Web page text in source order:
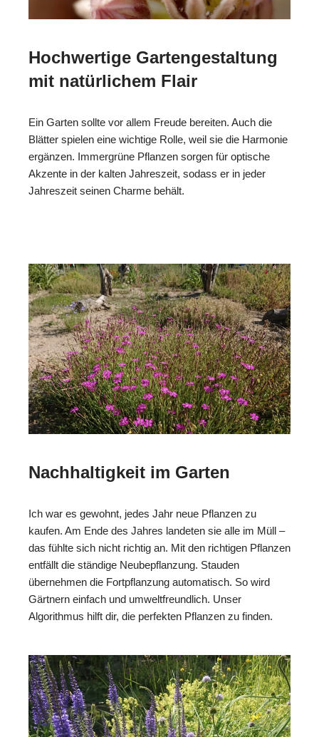
Hochwertige Gartengestaltung
mit natürlichem Flair
Ein Garten sollte vor allem Freude bereiten. Auch die
Blätter spielen eine wichtige Rolle, weil sie die Harmonie
ergänzen. Immergrüne Pflanzen sorgen für optische
Akzente in der kalten Jahreszeit, sodass er in jeder
Jahreszeit seinen Charme behält.
Nachhaltigkeit im Garten
Ich war es gewohnt, jedes Jahr neue Pflanzen zu
kaufen. Am Ende des Jahres landeten sie alle im Müll –
das fühlte sich nicht richtig an. Mit den richtigen Pflanzen
entfällt die ständige Neubepflanzung. Stauden
übernehmen die Fortpflanzung automatisch. So wird
Gärtnern einfach und umweltfreundlich. Unser
Algorithmus hilft dir, die perfekten Pflanzen zu finden.